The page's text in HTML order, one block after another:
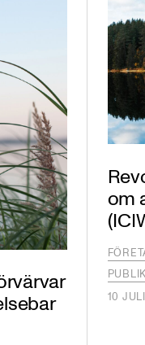
om
10